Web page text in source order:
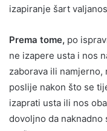
izapiranje šart
Prema tome, po
ne izapere usta i nos
zaborava ili namjerno,
poslije nakon što se
izaprati usta ili nos
dovoljno da naknadno